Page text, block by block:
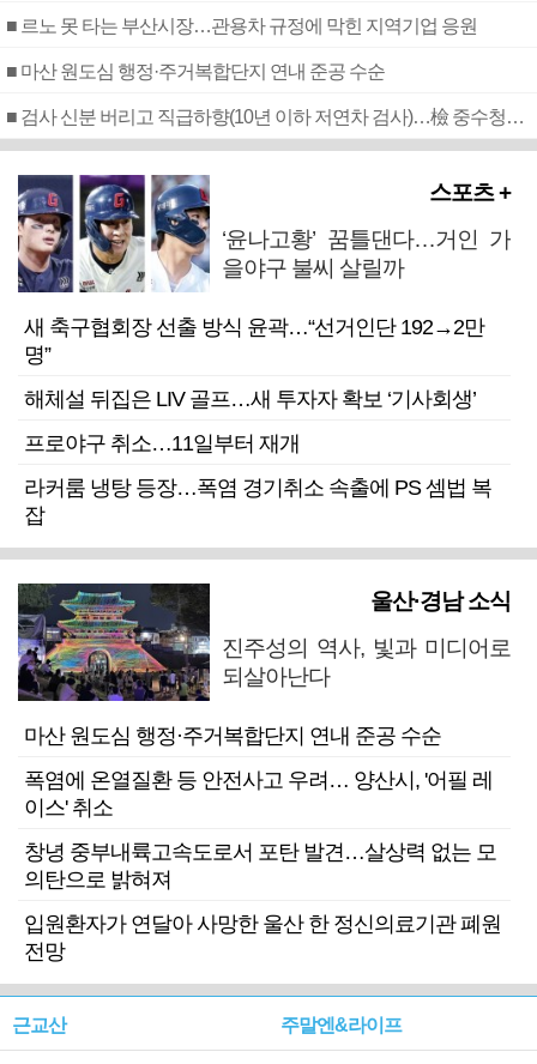
■ 르노 못 타는 부산시장…관용차 규정에 막힌 지역기업 응원
■ 마산 원도심 행정·주거복합단지 연내 준공 수순
■ 검사 신분 버리고 직급하향(10년 이하 저연차 검사)…檢 중수청행 기피
스포츠 +
‘윤나고황’ 꿈틀댄다…거인 가
을야구 불씨 살릴까
새 축구협회장 선출 방식 윤곽…“선거인단 192→2만
명”
해체설 뒤집은 LIV 골프…새 투자자 확보 ‘기사회생’
프로야구 취소…11일부터 재개
라커룸 냉탕 등장…폭염 경기취소 속출에 PS 셈법 복
잡
울산·경남 소식
진주성의 역사, 빛과 미디어로
되살아난다
마산 원도심 행정·주거복합단지 연내 준공 수순
폭염에 온열질환 등 안전사고 우려… 양산시, '어필 레
이스' 취소
창녕 중부내륙고속도로서 포탄 발견…살상력 없는 모
의탄으로 밝혀져
입원환자가 연달아 사망한 울산 한 정신의료기관 폐원
전망
근교산 주말엔&라이프